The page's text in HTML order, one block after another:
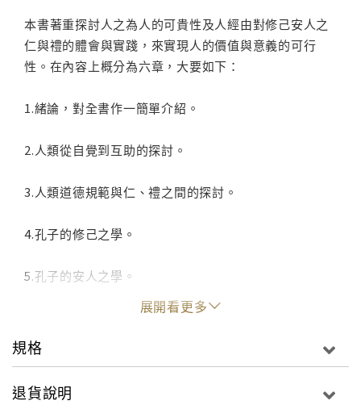
本書著重探討人之為人的可貴性及人經由對修己安人之
仁與禮的體會與實踐，來實現人的價值與意義的可行
性。在內容上概分為六章，大要如下：
1.緒論，對全書作一簡單介紹。
2.人類從自覺到互助的探討。
3.人類道德規範與仁、禮之間的探討。
4.孔子的修己之學。
5.孔子的安人之學。
■作者簡介
展開看更多
規格
退貨說明